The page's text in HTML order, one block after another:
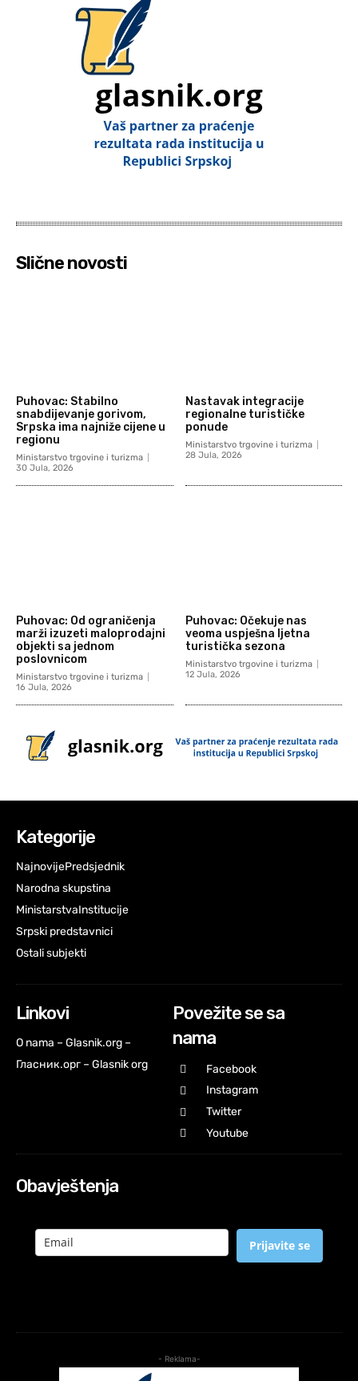
Slične novosti
Puhovac: Stabilno
snabdijevanje gorivom,
Srpska ima najniže cijene u
regionu
Ministarstvo trgovine i turizma
30 Jula, 2026
Nastavak integracije
regionalne turističke
ponude
Ministarstvo trgovine i turizma
28 Jula, 2026
Puhovac: Od ograničenja
marži izuzeti maloprodajni
objekti sa jednom
poslovnicom
Ministarstvo trgovine i turizma
16 Jula, 2026
Puhovac: Očekuje nas
veoma uspješna ljetna
turistička sezona
Ministarstvo trgovine i turizma
12 Jula, 2026
Kategorije
NajnovijePredsjednik
Narodna skupstina
MinistarstvaInstitucije
Srpski predstavnici
Ostali subjekti
Linkovi
O nama – Glasnik.org –
Гласник.орг – Glasnik org
Povežite se sa
nama
Facebook
Instagram
Twitter
Youtube
Obavještenja
Prijavite se
- Reklama-